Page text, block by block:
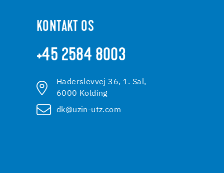
KONTAKT OS
+45 2584 8003
Haderslevvej 36, 1. Sal,
6000 Kolding
dk@uzin-utz.com